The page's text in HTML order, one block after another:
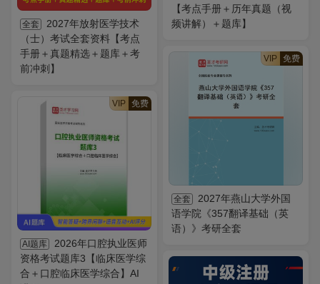
【考点手册＋历年真题（视
频讲解）＋题库】
全套
2027年放射医学技术
（士）考试全套资料【考点
手册＋真题精选＋题库＋考
前冲刺】
VIP 免费
全套
2027年燕山大学外国
语学院《357翻译基础（英
语）》考研全套
VIP 免费
AI题库
2026年口腔执业医师
资格考试题库3【临床医学综
合＋口腔临床医学综合】AI